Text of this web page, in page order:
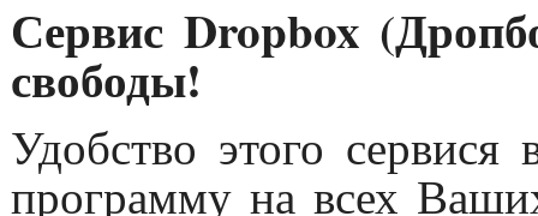
Сервис Dropbox
свободы!
Удобство этого
программу на всех